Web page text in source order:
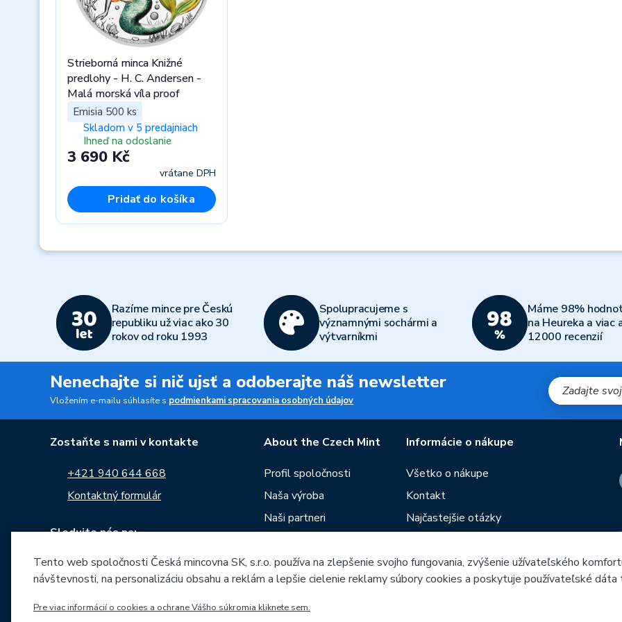
Strieborná minca Knižné
predlohy - H. C. Andersen -
Malá morská víla proof
Emisia 500 ks
Skladom v 5 predajniach
Ihneď na odoslanie
3 690 Kč
vrátane DPH
Pridať do košíka
Razíme mince pre Českú
republiku už viac ako 30
rokov od roku 1993
Spolupracujeme s
významnými sochármi a
výtvarníkmi
Máme 98%
na Heureka a viac
12000 recenzií
Nenechajte si nič ujsť a odoberajte náš newsletter
Vložením e-mailu súhlasíte s podmienkami spracovania osobných údajov
Zostaňte s nami v kontakte
+421 940 644 668
Kontaktný formulár
Sledujte nás na:
About the Czech Mint
Profil spoločnosti
Naša výroba
Naši partneri
Správy
Na stiahnutie
Archív razieb
Informácie o nákupe
Všetko o nákupe
Kontakt
Najčastejšie otázky
Predajne Českej mincovne
Poradca
Tento web spoločnosti Česká mincovna SK, s.r.o. používa na zlepšenie svojho fungovania, zvýšenie užívateľského
návštevnosti, na personalizáciu obsahu a reklám a lepšie cielenie reklamy súbory cookies a poskytuje používateľské
Pre viac informácií o cookies a ochrane Vášho súkromia kliknete sem.